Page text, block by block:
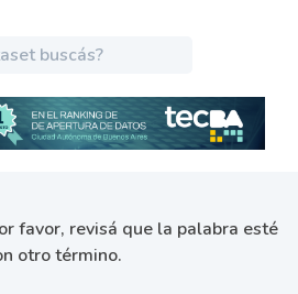
favor, revisá que la palabra esté
otro término.